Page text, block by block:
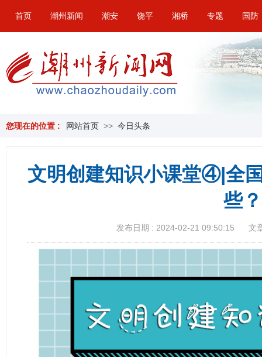
首页 潮州新闻 潮安 饶平 湘桥 专题 国防
您现在的位置 : 网站首页 >> 今日头条
文明创建知识小课堂④|全
些？
发布日期 : 2024-02-21 09:50:15 文